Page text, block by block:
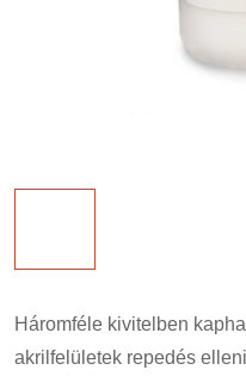
Háromféle kivitelben
akrilfelületek repedés